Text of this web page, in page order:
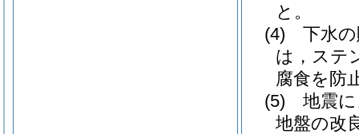
と。
(4)
下水
は，ステ
腐食を防
(5)
地震
地盤の改